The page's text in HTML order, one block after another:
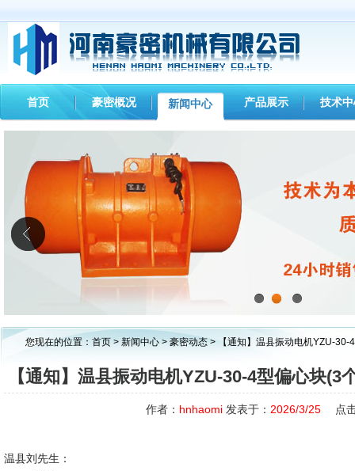
首页 豪密概况 新闻中心 产品展示 技术
您现在的位置： 首页 > 新闻中心 > 豪密动态 > 【通知】温县振动电机YZU-30-
【通知】温县振动电机YZU-30-4型偏心块(3
作者： hnhaomi发表于： 2026/3/25点击
温县刘先生：